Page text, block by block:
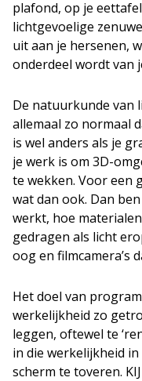
plafond, op je
lichtgevoelige
uit aan je hersenen,
onderdeel wordt van
De natuurkunde van
allemaal zo normaal
is wel anders als je
je werk is om 3D-
te wekken. Voor een
wat dan ook. Dan
werkt, hoe
gedragen als licht
oog en filmcamera’s
Het doel van
werkelijkheid zo
leggen, oftewel te
in die werkelijkheid
scherm te toveren.